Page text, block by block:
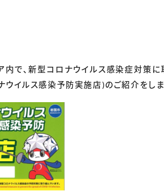
で、新型コロナウイルス感染症対策に
イルス感染予防実施店)のご紹介をしま